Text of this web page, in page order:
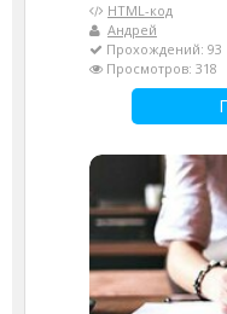
HTML-код
Андрей
Прохождений: 93
Просмотров: 318